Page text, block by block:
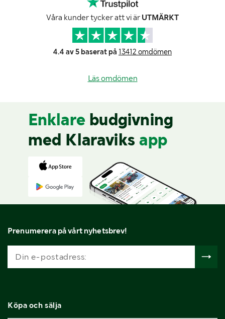
Våra kunder tycker att vi är UTMÄRKT
4.4 av 5 baserat på 13412 omdömen
Läs omdömen
Enklare budgivning
med Klaraviks app
Prenumerera på vårt nyhetsbrev!
Köpa och sälja